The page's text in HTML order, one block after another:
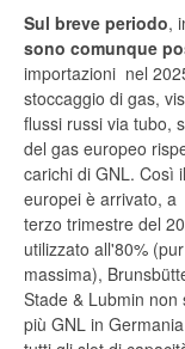
Sul breve periodo,
sono comunque
importazioni nel
stoccaggio di gas,
flussi russi via tubo,
del gas europeo
carichi di GNL. Così
europei è arrivato, a
terzo trimestre del
utilizzato all'80%
massima),
Stade & Lubmin
più GNL in